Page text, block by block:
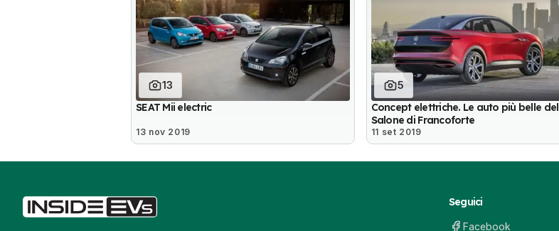
13
SEAT Mii electric
13 nov 2019
5
Concept elettriche. Le auto più belle del
Salone di Francoforte
11 set 2019
Seguici
Facebook